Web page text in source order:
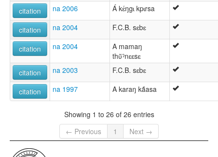
citation
na 2006 Á kɛ́ŋgɩ kpɩrsa
citation na 2004 F.C.B. sɛbɛ
citation na 2004
A mamaŋ
thʋ̃ˀnɛɛsɛ
citation
na 2003 F.C.B. sɛbɛ
citation na 1997 A karaŋ ká̃asa
Showing 1 to 26 of 26 entries
← Previous
1 Next →